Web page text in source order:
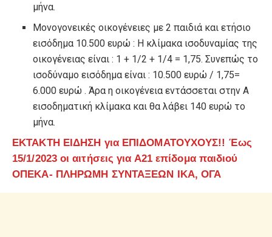
μήνα.
Μονογονεικές οικογένειες με 2 παιδιά και ετήσιο
εισόδημα 10.500 ευρώ : Η κλίμακα ισοδυναμίας της
οικογένειας είναι : 1 + 1/2 + 1/4 = 1,75. Συνεπώς το
ισοδύναμο εισόδημα είναι : 10.500 ευρώ / 1,75=
6.000 ευρώ . Άρα η οικογένεια εντάσσεται στην Α
εισοδηματική κλίμακα και θα λάβει 140 ευρώ το
μήνα.
ΕΚΤΑΚΤΗ ΕΙΔΗΣΗ για ΕΠΙΔΟΜΑΤΟΥΧΟΥΣ!! Έως
15/1/2023 οι αιτήσεις για Α21 επίδομα παιδιού
ΟΠΕΚΑ- ΠΛΗΡΩΜΗ ΣΥΝΤΑΞΕΩΝ ΙΚΑ, ΟΓΑ